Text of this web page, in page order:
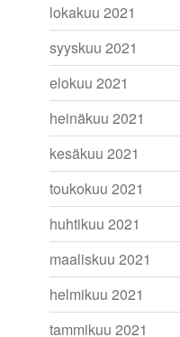
lokakuu 2021
syyskuu 2021
elokuu 2021
heinäkuu 2021
kesäkuu 2021
toukokuu 2021
huhtikuu 2021
maaliskuu 2021
helmikuu 2021
tammikuu 2021